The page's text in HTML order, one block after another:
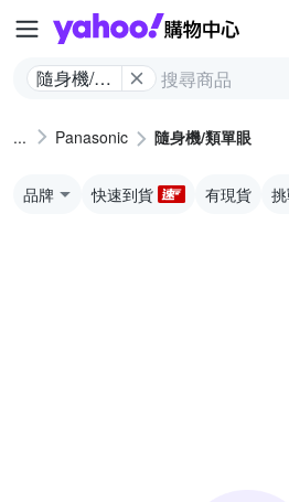
隨身機/類
Panasonic 隨身機/類單眼
品牌 快速到貨 有現貨